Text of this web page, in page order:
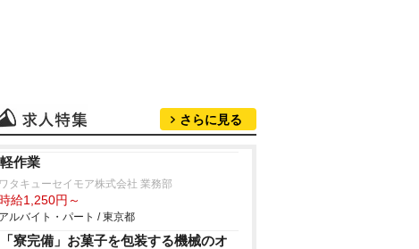
さらに見る
軽作業
ワタキューセイモア株式会社 業務部
時給1,250円～
アルバイト・パート / 東京都
「寮完備」お菓子を包装する機械のオ